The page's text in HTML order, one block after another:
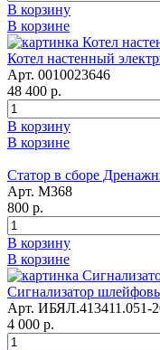
В корзину
В корзине
Котел настенный
Арт. 0010023646
48 400 р.
В корзину
В корзине
Статор в сборе
Арт. М368
800 р.
В корзину
В корзине
Сигнализатор
Арт. ИБЯЛ.413411.051-
4 000 р.